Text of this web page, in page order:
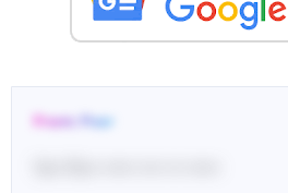
From: Pos•